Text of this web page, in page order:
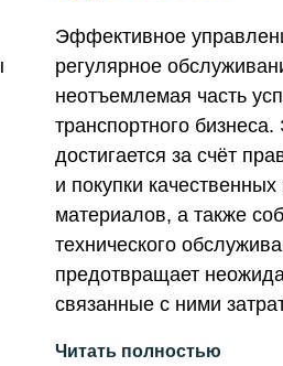
Эффективное
регулярное
неотъемлемая часть
транспортного
достигается за счёт
и покупки
материалов, а также
технического
предотвращает
связанные с ними
Читать полностью